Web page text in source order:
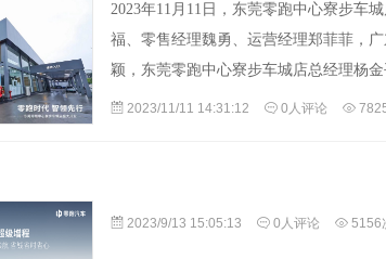
2023年11月11日，东莞零跑中心寮步车
福、零售经理魏勇、运营经理郑菲菲，
颖，东莞零跑中心寮步车城店总经理杨
2023/11/11 14:31:12 0人评论
2023/9/13 15:05:13 0人评论 5156